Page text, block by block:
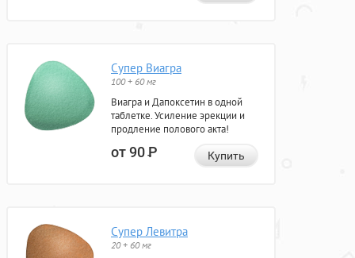
Супер Виагра
100 + 60 мг
Виагра и Дапоксетин в одной
таблетке. Усиление эрекции и
продление полового акта!
от 90Р Купить
Супер Левитра
20 + 60 мг